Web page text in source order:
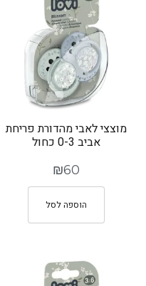
מוצצי לאבי מהדורת פריחת
אביב 0-3 כחול
₪60
הוספה לסל